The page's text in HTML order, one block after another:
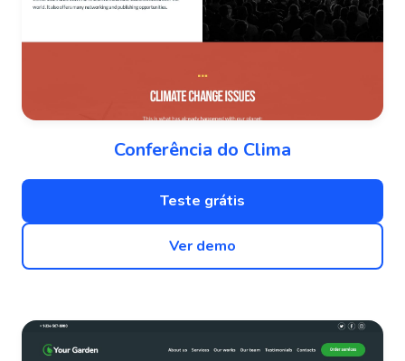
Conferência do Clima
Teste grátis
Ver demo